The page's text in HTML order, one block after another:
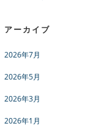
アーカイブ
2026年7月
2026年5月
2026年3月
2026年1月